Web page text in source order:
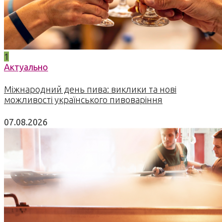
1
Актуально
Міжнародний день пива: виклики та нові
можливості українського пивоваріння
07.08.2026